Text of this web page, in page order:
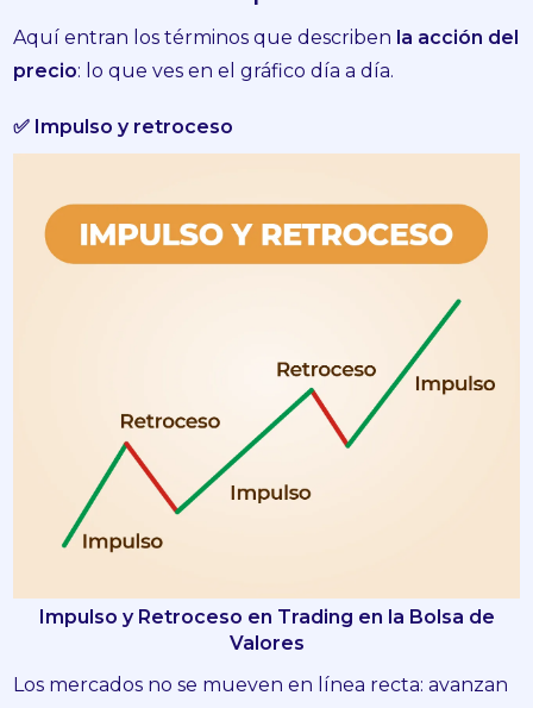
Aquí entran los términos que describen la acción del
precio: lo que ves en el gráfico día a día.
✅ Impulso y retroceso
Impulso y Retroceso en Trading en la Bolsa de
Valores
Los mercados no se mueven en línea recta: avanzan